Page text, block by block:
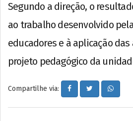
Segundo a direção, o
ao trabalho desenvolvido
educadores e à aplicação
projeto pedagógico da
Compartilhe via: